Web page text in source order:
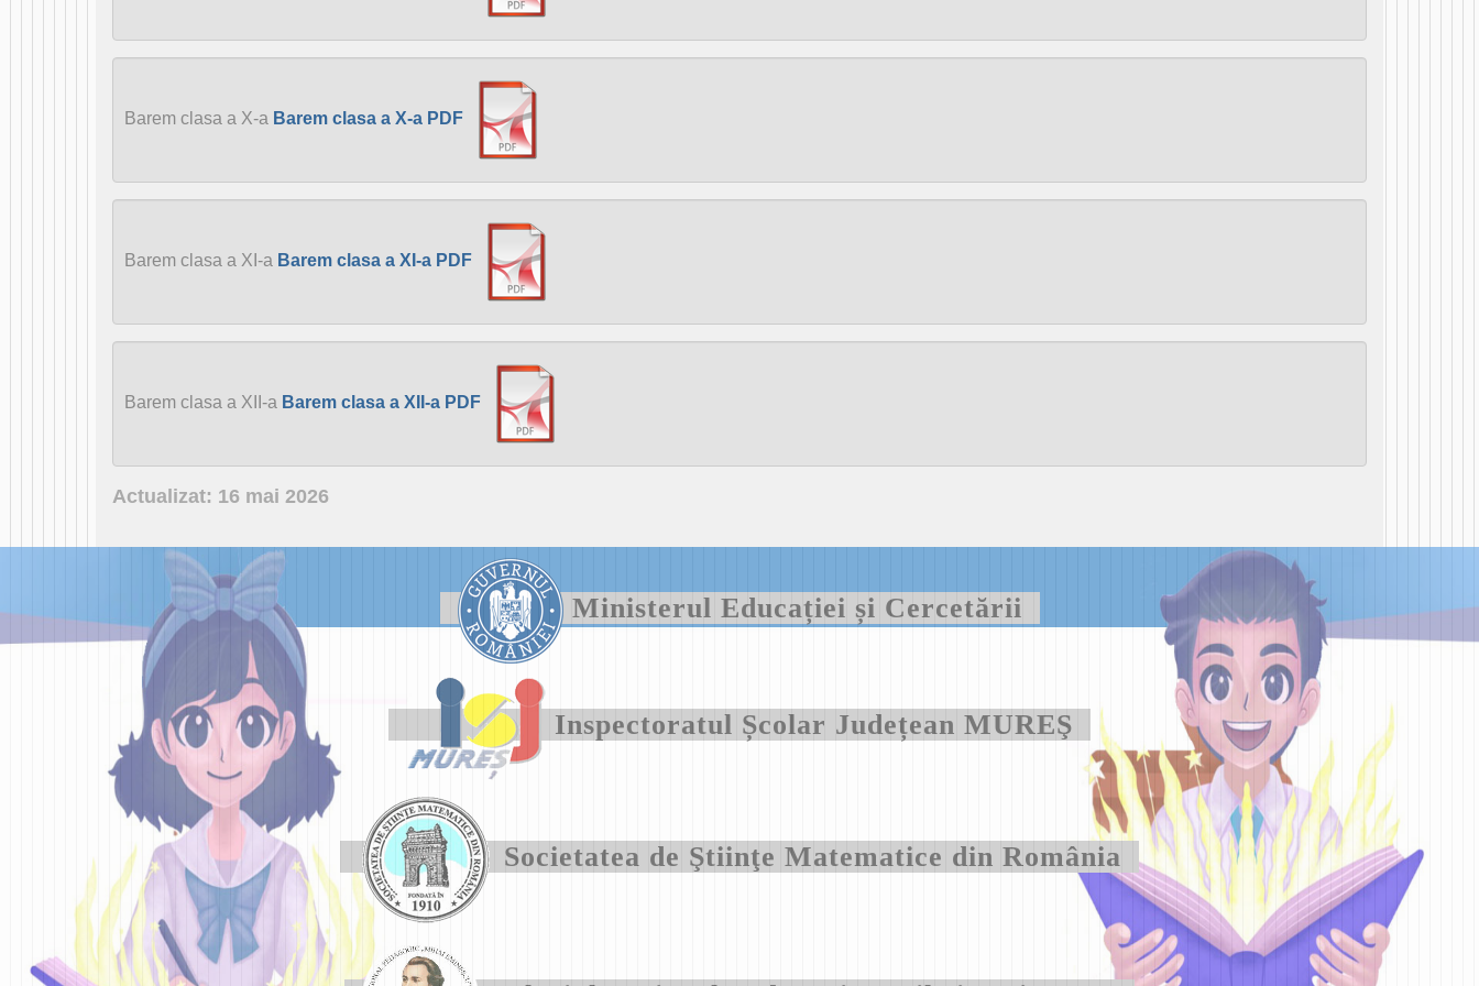
Barem clasa a X-a Barem clasa a X-a PDF
Barem clasa a XI-a Barem clasa a XI-a PDF
Barem clasa a XII-a Barem clasa a XII-a PDF
Actualizat: 16 mai 2026
Ministerul Educației și Cercetării
Inspectoratul Școlar Județean MUREŞ
Societatea de Ştiinţe Matematice din România